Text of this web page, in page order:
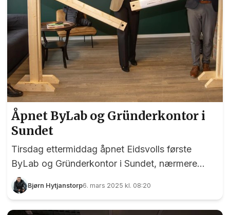
Åpnet ByLab og Gründerkontor i
Sundet
Tirsdag ettermiddag åpnet Eidsvolls første
ByLab og Gründerkontor i Sundet, nærmere
bestemt i Rådhusgata 15. Da EidsvollPuls tok
turen til åpningen ble vi ønsket velkommen av
Bjørn Hytjanstorp6. mars 2025 kl. 08:20